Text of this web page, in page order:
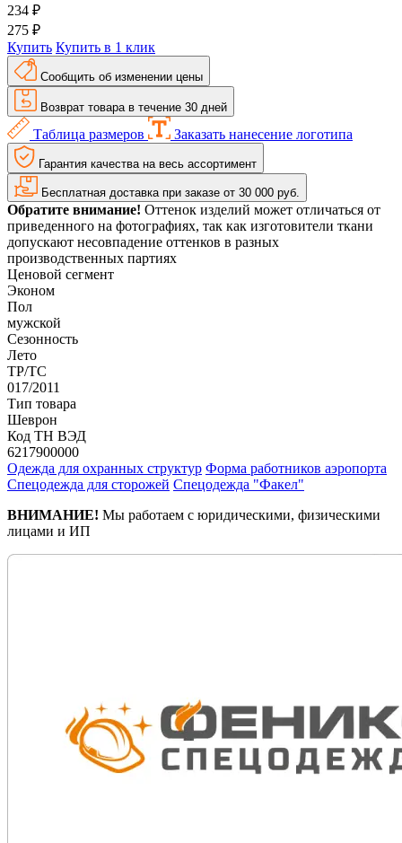
234 ₽
275 ₽
Купить Купить в 1 клик
Сообщить об изменении цены
Возврат товара в течение 30 дней
Таблица размеров Заказать нанесение логотипа
Гарантия качества на весь ассортимент
Бесплатная доставка при заказе от 30 000 руб.
Обратите внимание! Оттенок изделий может отличаться от
приведенного на фотографиях, так как изготовители ткани
допускают несовпадение оттенков в разных
производственных партиях
Ценовой сегмент
Эконом
Пол
мужской
Сезонность
Лето
ТР/ТС
017/2011
Тип товара
Шеврон
Код ТН ВЭД
6217900000
Одежда для охранных структур Форма работников аэропорта
Спецодежда для сторожей Спецодежда "Факел"
ВНИМАНИЕ! Мы работаем с юридическими, физическими
лицами и ИП